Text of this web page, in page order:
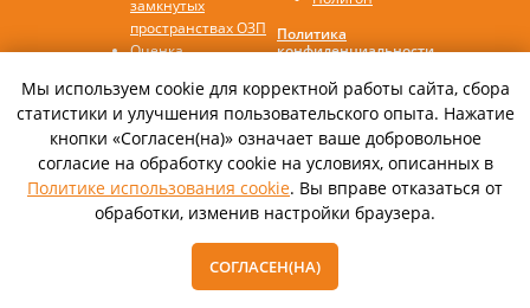
© 2016—2022, Автономная некоммерческая
организация
дополнительного профессионального
образования
«Международный центр обучения «СПЕКТР»
Согласие на
обработку данных
Политика
конфиденциальности
замкнутых
пространствах ОЗП
Оценка
рисков ОПР
Мы используем cookie для корректной работы сайта, сбора
статистики и улучшения пользовательского опыта. Нажатие
кнопки «Согласен(на)» означает ваше добровольное
согласие на обработку cookie на условиях, описанных в
Политике использования cookie. Вы вправе отказаться от
обработки, изменив настройки браузера.
СОГЛАСЕН(НА)
Made on Tilda